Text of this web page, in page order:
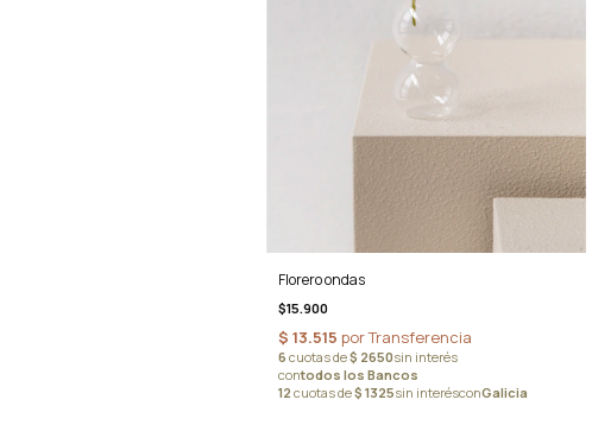
Florero ondas
$15.900